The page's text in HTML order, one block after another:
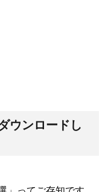
ウンロードし